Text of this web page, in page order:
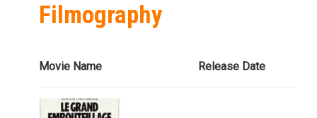
Filmography
Movie Name Release Date